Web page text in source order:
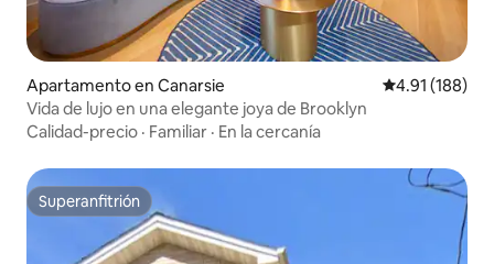
Apartamento en Canarsie Calificación
4.91 (188)
Vida de lujo en una elegante joya de Brooklyn
Calidad-precio · Familiar · En la cercanía
Superanfitrión
Superanfitrión